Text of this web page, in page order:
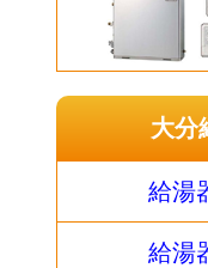
大分
給湯
給湯